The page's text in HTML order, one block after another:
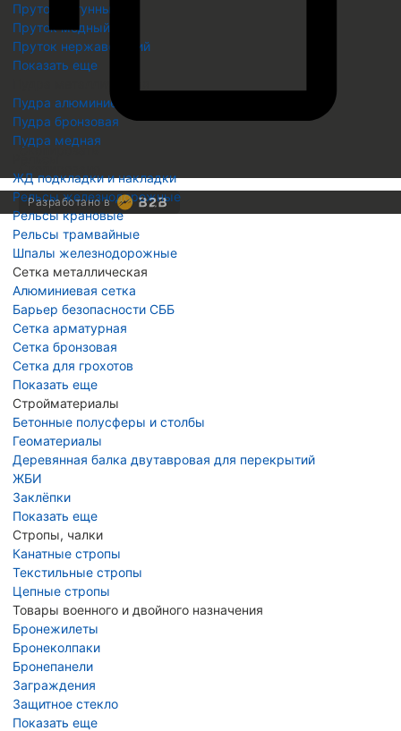
Пруток латунный
Пруток медный
Пруток нержавеющий
Показать еще
Пудра алюминиевая
Пудра бронзовая
Пудра медная
ЖД подкладки и накладки
Рельсы железнодорожные
Рельсы крановые
Рельсы трамвайные
Шпалы железнодорожные
Сетка металлическая
Алюминиевая сетка
Барьер безопасности СББ
Сетка арматурная
Сетка бронзовая
Сетка для грохотов
Показать еще
Стройматериалы
Бетонные полусферы и столбы
Геоматериалы
Деревянная балка двутавровая для перекрытий
ЖБИ
Заклёпки
Показать еще
Стропы, чалки
Канатные стропы
Текстильные стропы
Цепные стропы
Товары военного и двойного назначения
Бронежилеты
Бронеколпаки
Бронепанели
Заграждения
Защитное стекло
Показать еще
Скопировать
Разработано в